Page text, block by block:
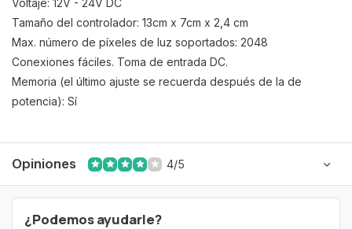
Voltaje: 12V - 24V DC
Tamaño del controlador: 13cm x 7cm x 2,4 cm
Max. número de píxeles de luz soportados: 2048
Conexiones fáciles. Toma de entrada DC.
Memoria (el último ajuste se recuerda después de la de
potencia): Sí
Opiniones 4/5
¿Podemos ayudarle?